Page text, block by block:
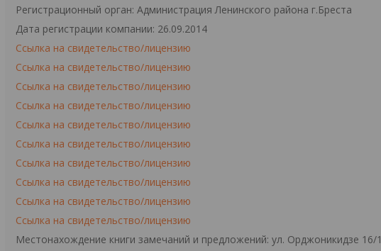
Регистрационный орган: Администрация Ленинского района г.Бреста
Дата регистрации компании: 26.09.2014
Ссылка на свидетельство/лицензию
Ссылка на свидетельство/лицензию
Ссылка на свидетельство/лицензию
Ссылка на свидетельство/лицензию
Ссылка на свидетельство/лицензию
Ссылка на свидетельство/лицензию
Ссылка на свидетельство/лицензию
Ссылка на свидетельство/лицензию
Ссылка на свидетельство/лицензию
Ссылка на свидетельство/лицензию
Местонахождение книги замечаний и предложений: ул. Орджоникидзе 16/1